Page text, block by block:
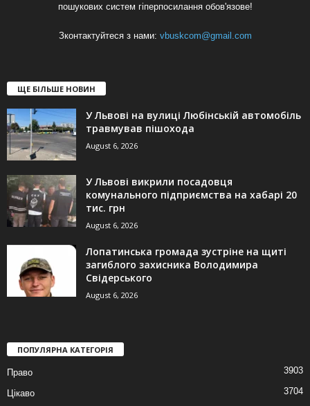
пошукових систем гіперпосилання обов'язове!
Зконтактуйтеся з нами: vbuskcom@gmail.com
ЩЕ БІЛЬШЕ НОВИН
У Львові на вулиці Любінській автомобіль
травмував пішохода
August 6, 2026
У Львові викрили посадовця
комунального підприємства на хабарі 20
тис. грн
August 6, 2026
Лопатинська громада зустріне на щиті
загиблого захисника Володимира
Свідерського
August 6, 2026
ПОПУЛЯРНА КАТЕГОРІЯ
Право 3903
Цікаво 3704